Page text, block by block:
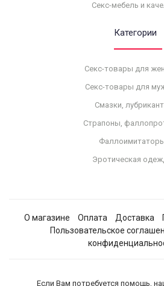
Секс-мебель и
Категории
Секс-товары для
Секс-товары для
Смазки,
Страпоны,
Эротическая
О магазине Оплата Доставка
Пользовательское
Если Вам потребуется помощь,